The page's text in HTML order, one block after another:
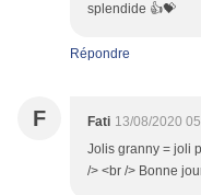
splendide 👍💝
Répondre
F Fati 13/08/2020
Jolis granny = joli
/> <br /> Bonne